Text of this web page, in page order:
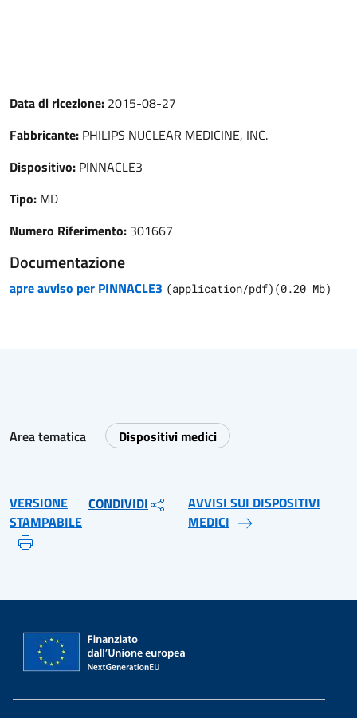
Data di ricezione: 2015-08-27
Fabbricante: PHILIPS NUCLEAR MEDICINE, INC.
Dispositivo: PINNACLE3
Tipo: MD
Numero Riferimento: 301667
Documentazione
apre avviso per PINNACLE3 (application/pdf) (0.20 Mb)
Area tematica Dispositivi medici
VERSIONE
STAMPABILE
CONDIVIDI
AVVISI SUI DISPOSITIVI
MEDICI